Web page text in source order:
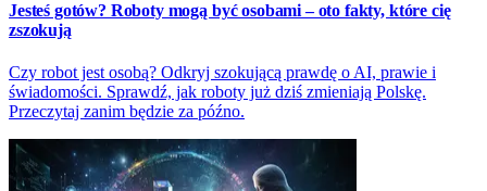
Jesteś gotów? Roboty mogą być osobami – oto fakty, które cię
zszokują
Czy robot jest osobą? Odkryj szokującą prawdę o AI, prawie i
świadomości. Sprawdź, jak roboty już dziś zmieniają Polskę.
Przeczytaj zanim będzie za późno.